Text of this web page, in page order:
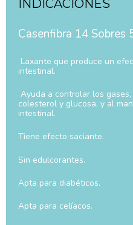
INDICACIONES
Casenfibra 14 Sobres
Laxante que produce un
intestinal.
Ayuda a controlar los
colesterol y glucosa, y al
intestinal.
Tiene efecto saciante.
Sin edulcorantes.
Apta para diabéticos.
Apta para celíacos.